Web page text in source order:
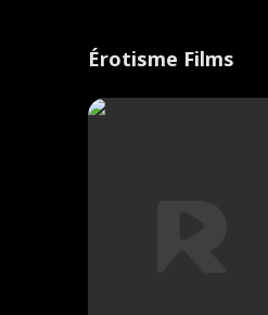
Érotisme Films